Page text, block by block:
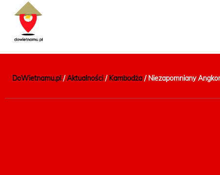
DoWietnamu.pl /Aktualności / Kambodża / Niezapomniany Angkor